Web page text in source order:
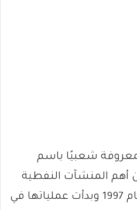
شعبيًا باسم
أهم المنشآت النفطية
في السودان. تأسست عام 1997 وبدأت عملياتها في